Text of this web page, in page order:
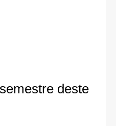
deste